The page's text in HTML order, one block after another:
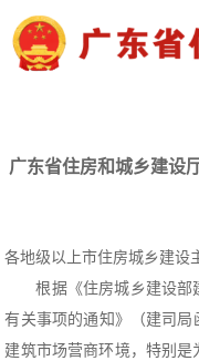
广东省住房和城乡建设
各地级以上市住房城乡建设
根据《住房城乡建设部
有关事项的通知》（建司
建筑市场营商环境，特别